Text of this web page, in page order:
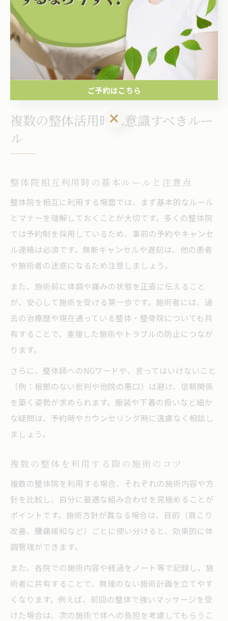
くことができます。
実際の利用者の声として「事前に疑問点を解消できたこ
とで、施術中もリラックスできた」という意見が多く見
られます。こうした準備を徹底することで、整体の安心
施術が実現します。
複数の整体活用時に意識すべきルー
ル
整体院相互利用時の基本ルールと注意点
整体院を相互に利用する場面では、まず基本的なルール
とマナーを理解しておくことが大切です。多くの整体院
では予約制を採用しているため、事前の予約やキャンセ
ル連絡は必須です。無断キャンセルや遅刻は、他の患者
や施術者の迷惑になるため注意しましょう。
また、施術前に体調や痛みの状態を正直に伝えること
が、安心して施術を受ける第一歩です。施術者には、過
去の治療歴や現在通っている整体・整骨院についても共
有することで、重複した施術やトラブルの防止につなが
ります。
さらに、整体師へのNGワードや、言ってはいけないこと
（例：根拠のない批判や他院の悪口）は避け、信頼関係
を築く姿勢が求められます。服装や下着の扱いなど細か
な疑問は、予約時やカウンセリング時に遠慮なく相談し
ましょう。
複数の整体を利用する際の施術のコツ
複数の整体院を利用する場合、それぞれの施術内容や方
針を比較し、自分に最適な組み合わせを見極めることが
ポイントです。施術方針が異なる場合は、目的（肩こり
改善、腰痛緩和など）ごとに使い分けると、効果的に体
調管理ができます。
また、各院での施術内容や経過をノート等で記録し、施
術者に共有することで、無理のない施術計画を立てやす
くなります。例えば、前回の整体で強いマッサージを受
けた場合は、次の施術で体への負担を考慮してもらうこ
ご予約はこちら
ご予約はこちら